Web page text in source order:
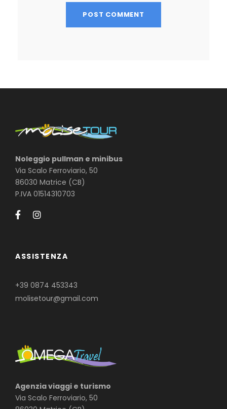
Noleggio pullman e minibus
Via Scalo Ferroviario, 50
86030 Matrice (CB)
P.IVA 01514310703
ASSISTENZA
+39 0874 453343
molisetour@gmail.com
Agenzia viaggi e turismo
Via Scalo Ferroviario, 50